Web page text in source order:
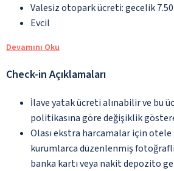
Valesiz otopark ücreti: gecelik 7.50
Evcil
Devamını Oku
Check-in Açıklamaları
İlave yatak ücreti alınabilir ve bu
politikasına göre değişiklik
Olası ekstra harcamalar için
kurumlarca düzenlenmiş
banka kartı veya nakit depozito